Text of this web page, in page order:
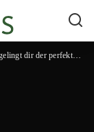
für eine makellose Fliesenverlegung